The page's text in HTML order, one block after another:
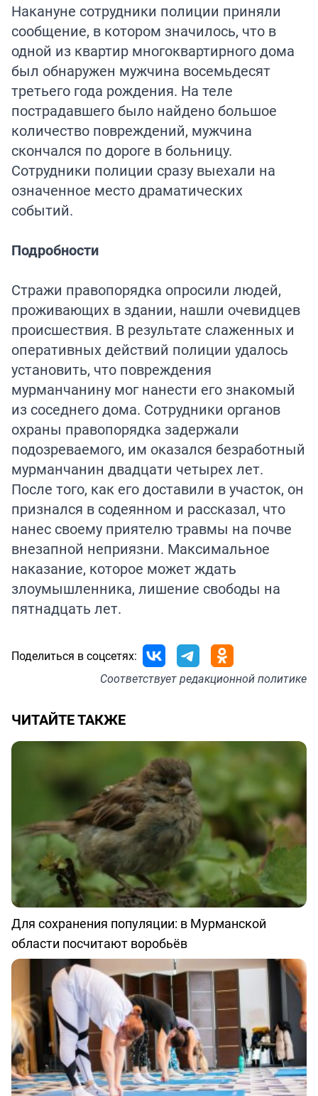
Накануне сотрудники полиции приняли
сообщение, в котором значилось, что в
одной из квартир многоквартирного дома
был обнаружен мужчина восемьдесят
третьего года рождения. На теле
пострадавшего было найдено большое
количество повреждений, мужчина
скончался по дороге в больницу.
Сотрудники полиции сразу выехали на
означенное место драматических
событий.
Подробности
Стражи правопорядка опросили людей,
проживающих в здании, нашли очевидцев
происшествия. В результате слаженных и
оперативных действий полиции удалось
установить, что повреждения
мурманчанину мог нанести его знакомый
из соседнего дома. Сотрудники органов
охраны правопорядка задержали
подозреваемого, им оказался безработный
мурманчанин двадцати четырех лет.
После того, как его доставили в участок, он
признался в содеянном и рассказал, что
нанес своему приятелю травмы на почве
внезапной неприязни. Максимальное
наказание, которое может ждать
злоумышленника, лишение свободы на
пятнадцать лет.
Поделиться в соцсетях:
Соответствуетредакционной политике
ЧИТАЙТЕ ТАКЖЕ
Для сохранения популяции: в Мурманской
области посчитают воробьёв